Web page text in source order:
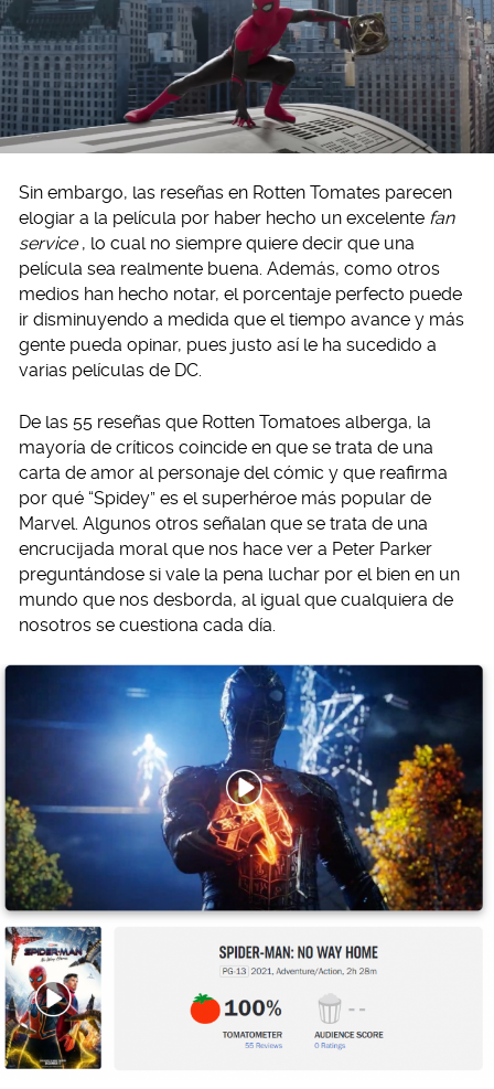
Sin embargo, las reseñas en Rotten Tomates parecen
elogiar a la película por haber hecho un excelente fan
service , lo cual no siempre quiere decir que una
película sea realmente buena. Además, como otros
medios han hecho notar, el porcentaje perfecto puede
ir disminuyendo a medida que el tiempo avance y más
gente pueda opinar, pues justo así le ha sucedido a
varias películas de DC.
De las 55 reseñas que Rotten Tomatoes alberga, la
mayoría de críticos coincide en que se trata de una
carta de amor al personaje del cómic y que reafirma
por qué “Spidey” es el superhéroe más popular de
Marvel. Algunos otros señalan que se trata de una
encrucijada moral que nos hace ver a Peter Parker
preguntándose si vale la pena luchar por el bien en un
mundo que nos desborda, al igual que cualquiera de
nosotros se cuestiona cada día.